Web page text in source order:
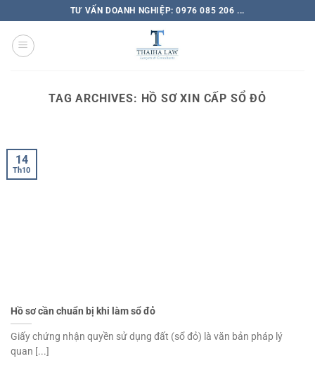
TƯ VẤN DOANH NGHIỆP: 0976 085 206 ...
TAG ARCHIVES: HỒ SƠ XIN CẤP SỔ ĐỎ
Hồ sơ cần chuẩn bị khi làm sổ đỏ
Giấy chứng nhận quyền sử dụng đất (sổ đỏ) là văn bản pháp lý
quan [...]
14
Th10